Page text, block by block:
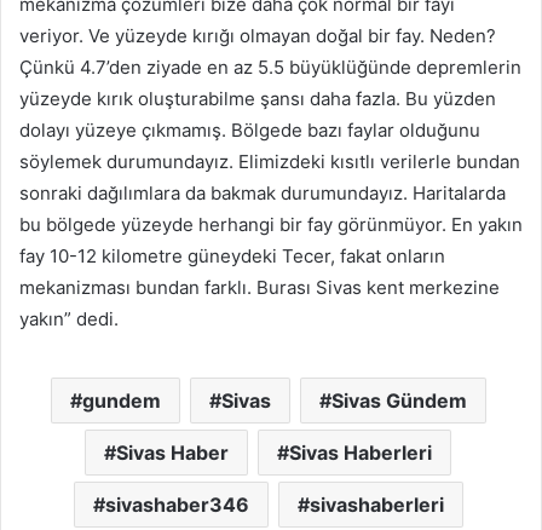
mekanizma çözümleri bize daha çok normal bir fayı
veriyor. Ve yüzeyde kırığı olmayan doğal bir fay. Neden?
Çünkü 4.7’den ziyade en az 5.5 büyüklüğünde depremlerin
yüzeyde kırık oluşturabilme şansı daha fazla. Bu yüzden
dolayı yüzeye çıkmamış. Bölgede bazı faylar olduğunu
söylemek durumundayız. Elimizdeki kısıtlı verilerle bundan
sonraki dağılımlara da bakmak durumundayız. Haritalarda
bu bölgede yüzeyde herhangi bir fay görünmüyor. En yakın
fay 10-12 kilometre güneydeki Tecer, fakat onların
mekanizması bundan farklı. Burası Sivas kent merkezine
yakın” dedi.
gundem Sivas Sivas Gündem
Sivas Haber Sivas Haberleri
sivashaber346 sivashaberleri